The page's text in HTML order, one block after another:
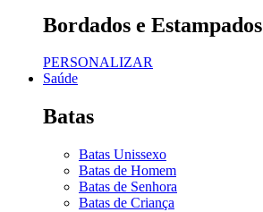
Bordados e Estampados
PERSONALIZAR
Saúde
Batas
Batas Unissexo
Batas de Homem
Batas de Senhora
Batas de Criança